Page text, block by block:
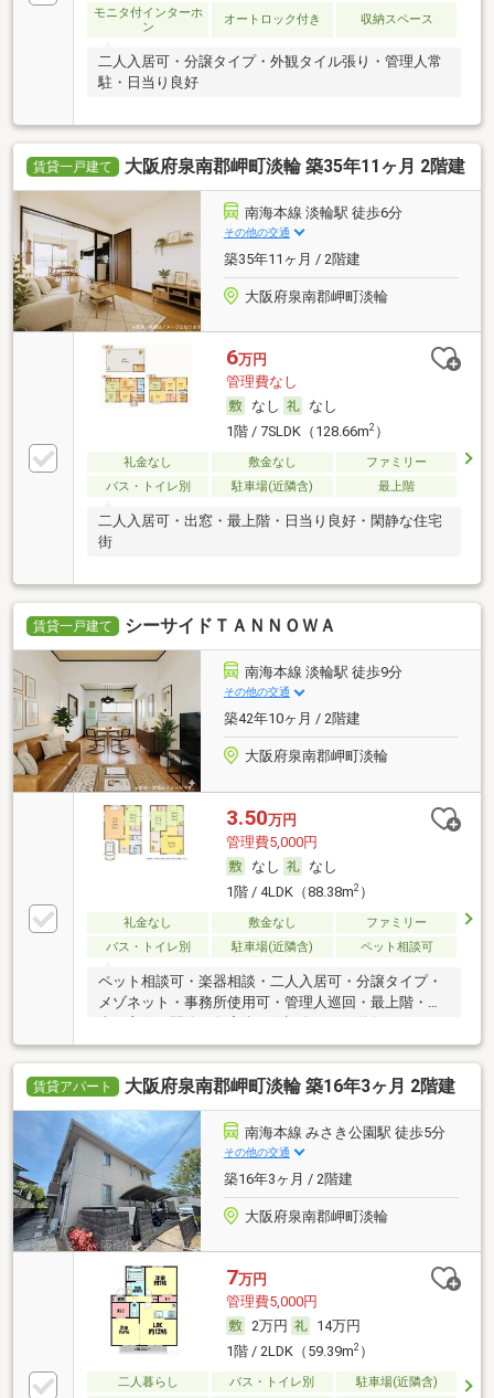
モニタ付インターホ
ン
オートロック付き 収納スペース
二人入居可・分譲タイプ・外観タイル張り・管理人常
駐・日当り良好
賃貸一戸建て 大阪府泉南郡岬町淡輪 築35年11ヶ月 2階建
南海本線 淡輪駅 徒歩6分
その他の交通
築35年11ヶ月 / 2階建
大阪府泉南郡岬町淡輪
6万円
管理費なし
なし
なし
1階 / 7SLDK（128.66m2）
礼金なし 敷金なし
ファミリー
バス・トイレ別
駐車場(近隣含) 最上階
二人入居可・出窓・最上階・日当り良好・閑静な住宅
街
賃貸一戸建て シーサイドＴＡＮＮＯＷＡ
南海本線 淡輪駅 徒歩9分
その他の交通
築42年10ヶ月 / 2階建
大阪府泉南郡岬町淡輪
3.50万円
管理費5,000円
なし
なし
1階 / 4LDK（88.38m2）
礼金なし 敷金なし
ファミリー
バス・トイレ別
駐車場(近隣含) ペット相談可
ペット相談可・楽器相談・二人入居可・分譲タイプ・
メゾネット・事務所使用可・管理人巡回・最上階・日
シェア可
賃貸アパート 大阪府泉南郡岬町淡輪 築16年3ヶ月 2階建
南海本線 みさき公園駅 徒歩5分
その他の交通
築16年3ヶ月 / 2階建
大阪府泉南郡岬町淡輪
7万円
管理費5,000円
2万円
14万円
1階 / 2LDK（59.39m2）
二人暮らし バス・トイレ別
駐車場(近隣含)